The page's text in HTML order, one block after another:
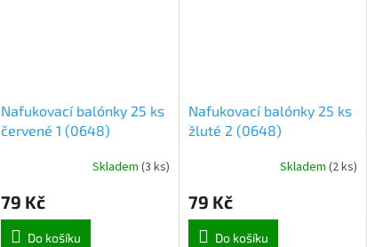
Nafukovací balónky 25 ks
červené 1 (0648)
Skladem (3 ks)
79 Kč
Do košíku
Nafukovací balónky 25 ks
žluté 2 (0648)
Skladem (2 ks)
79 Kč
Do košíku